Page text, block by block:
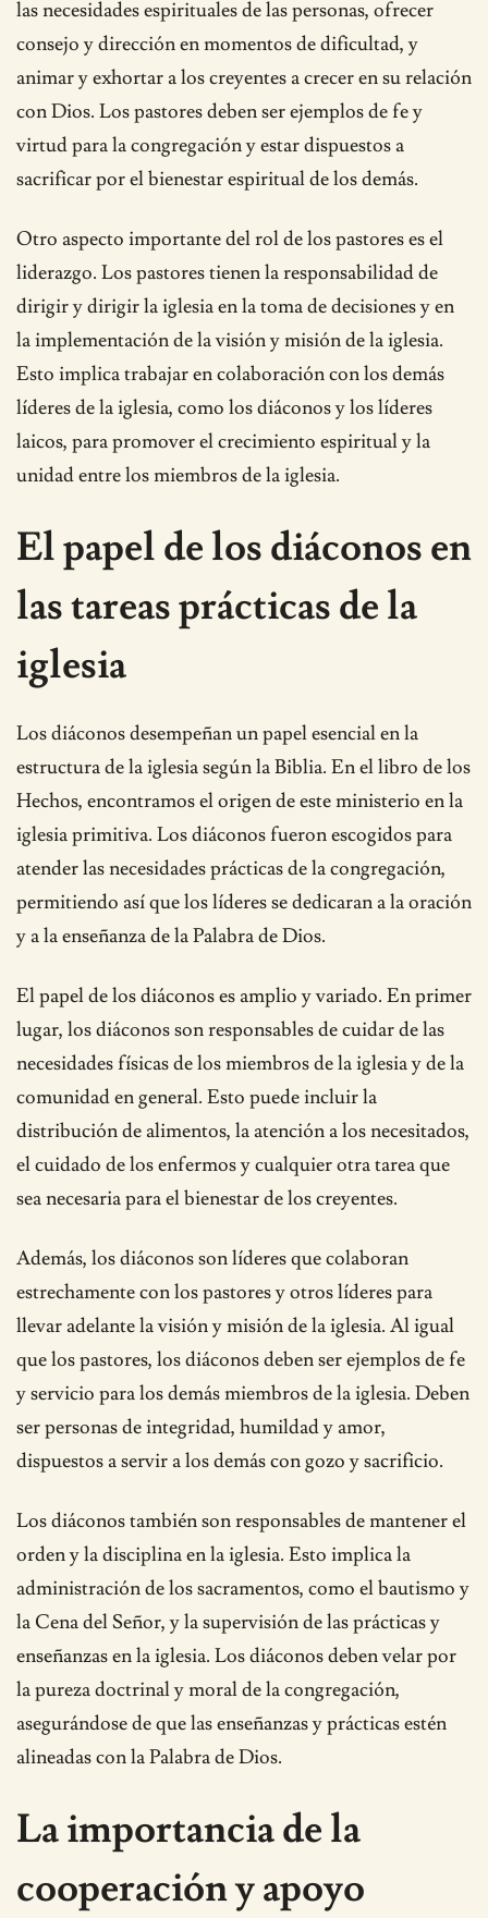
las necesidades espirituales de las personas, ofrecer
consejo y dirección en momentos de dificultad, y
animar y exhortar a los creyentes a crecer en su relación
con Dios. Los pastores deben ser ejemplos de fe y
virtud para la congregación y estar dispuestos a
sacrificar por el bienestar espiritual de los demás.
Otro aspecto importante del rol de los pastores es el
liderazgo. Los pastores tienen la responsabilidad de
dirigir y dirigir la iglesia en la toma de decisiones y en
la implementación de la visión y misión de la iglesia.
Esto implica trabajar en colaboración con los demás
líderes de la iglesia, como los diáconos y los líderes
laicos, para promover el crecimiento espiritual y la
unidad entre los miembros de la iglesia.
El papel de los diáconos en
las tareas prácticas de la
iglesia
Los diáconos desempeñan un papel esencial en la
estructura de la iglesia según la Biblia. En el libro de los
Hechos, encontramos el origen de este ministerio en la
iglesia primitiva. Los diáconos fueron escogidos para
atender las necesidades prácticas de la congregación,
permitiendo así que los líderes se dedicaran a la oración
y a la enseñanza de la Palabra de Dios.
El papel de los diáconos es amplio y variado. En primer
lugar, los diáconos son responsables de cuidar de las
necesidades físicas de los miembros de la iglesia y de la
comunidad en general. Esto puede incluir la
distribución de alimentos, la atención a los necesitados,
el cuidado de los enfermos y cualquier otra tarea que
sea necesaria para el bienestar de los creyentes.
Además, los diáconos son líderes que colaboran
estrechamente con los pastores y otros líderes para
llevar adelante la visión y misión de la iglesia. Al igual
que los pastores, los diáconos deben ser ejemplos de fe
y servicio para los demás miembros de la iglesia. Deben
ser personas de integridad, humildad y amor,
dispuestos a servir a los demás con gozo y sacrificio.
Los diáconos también son responsables de mantener el
orden y la disciplina en la iglesia. Esto implica la
administración de los sacramentos, como el bautismo y
la Cena del Señor, y la supervisión de las prácticas y
enseñanzas en la iglesia. Los diáconos deben velar por
la pureza doctrinal y moral de la congregación,
asegurándose de que las enseñanzas y prácticas estén
alineadas con la Palabra de Dios.
La importancia de la
cooperación y apoyo